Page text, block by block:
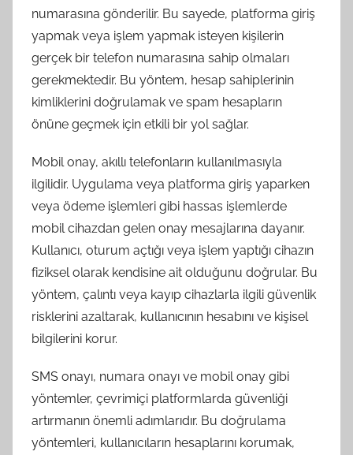
numarasına gönderilir. Bu sayede, platforma giriş
yapmak veya işlem yapmak isteyen kişilerin
gerçek bir telefon numarasına sahip olmaları
gerekmektedir. Bu yöntem, hesap sahiplerinin
kimliklerini doğrulamak ve spam hesapların
önüne geçmek için etkili bir yol sağlar.
Mobil onay, akıllı telefonların kullanılmasıyla
ilgilidir. Uygulama veya platforma giriş yaparken
veya ödeme işlemleri gibi hassas işlemlerde
mobil cihazdan gelen onay mesajlarına dayanır.
Kullanıcı, oturum açtığı veya işlem yaptığı cihazın
fiziksel olarak kendisine ait olduğunu doğrular. Bu
yöntem, çalıntı veya kayıp cihazlarla ilgili güvenlik
risklerini azaltarak, kullanıcının hesabını ve kişisel
bilgilerini korur.
SMS onayı, numara onayı ve mobil onay gibi
yöntemler, çevrimiçi platformlarda güvenliği
artırmanın önemli adımlarıdır. Bu doğrulama
yöntemleri, kullanıcıların hesaplarını korumak,